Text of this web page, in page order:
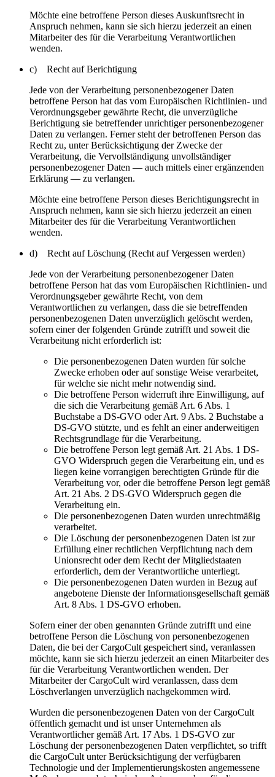
Möchte eine betroffene Person dieses Auskunftsrecht in
Anspruch nehmen, kann sie sich hierzu jederzeit an einen
Mitarbeiter des für die Verarbeitung Verantwortlichen
wenden.
c) Recht auf Berichtigung
Jede von der Verarbeitung personenbezogener Daten
betroffene Person hat das vom Europäischen Richtlinien- und
Verordnungsgeber gewährte Recht, die unverzügliche
Berichtigung sie betreffender unrichtiger personenbezogener
Daten zu verlangen. Ferner steht der betroffenen Person das
Recht zu, unter Berücksichtigung der Zwecke der
Verarbeitung, die Vervollständigung unvollständiger
personenbezogener Daten — auch mittels einer ergänzenden
Erklärung — zu verlangen.
Möchte eine betroffene Person dieses Berichtigungsrecht in
Anspruch nehmen, kann sie sich hierzu jederzeit an einen
Mitarbeiter des für die Verarbeitung Verantwortlichen
wenden.
d) Recht auf Löschung (Recht auf Vergessen werden)
Jede von der Verarbeitung personenbezogener Daten
betroffene Person hat das vom Europäischen Richtlinien- und
Verordnungsgeber gewährte Recht, von dem
Verantwortlichen zu verlangen, dass die sie betreffenden
personenbezogenen Daten unverzüglich gelöscht werden,
sofern einer der folgenden Gründe zutrifft und soweit die
Verarbeitung nicht erforderlich ist:
Die personenbezogenen Daten wurden für solche
Zwecke erhoben oder auf sonstige Weise verarbeitet,
für welche sie nicht mehr notwendig sind.
Die betroffene Person widerruft ihre Einwilligung, auf
die sich die Verarbeitung gemäß Art. 6 Abs. 1
Buchstabe a DS-GVO oder Art. 9 Abs. 2 Buchstabe a
DS-GVO stützte, und es fehlt an einer anderweitigen
Rechtsgrundlage für die Verarbeitung.
Die betroffene Person legt gemäß Art. 21 Abs. 1 DS-
GVO Widerspruch gegen die Verarbeitung ein, und es
liegen keine vorrangigen berechtigten Gründe für die
Verarbeitung vor, oder die betroffene Person legt gemäß
Art. 21 Abs. 2 DS-GVO Widerspruch gegen die
Verarbeitung ein.
Die personenbezogenen Daten wurden unrechtmäßig
verarbeitet.
Die Löschung der personenbezogenen Daten ist zur
Erfüllung einer rechtlichen Verpflichtung nach dem
Unionsrecht oder dem Recht der Mitgliedstaaten
erforderlich, dem der Verantwortliche unterliegt.
Die personenbezogenen Daten wurden in Bezug auf
angebotene Dienste der Informationsgesellschaft gemäß
Art. 8 Abs. 1 DS-GVO erhoben.
Sofern einer der oben genannten Gründe zutrifft und eine
betroffene Person die Löschung von personenbezogenen
Daten, die bei der CargoCult gespeichert sind, veranlassen
möchte, kann sie sich hierzu jederzeit an einen Mitarbeiter des
für die Verarbeitung Verantwortlichen wenden. Der
Mitarbeiter der CargoCult wird veranlassen, dass dem
Löschverlangen unverzüglich nachgekommen wird.
Wurden die personenbezogenen Daten von der CargoCult
öffentlich gemacht und ist unser Unternehmen als
Verantwortlicher gemäß Art. 17 Abs. 1 DS-GVO zur
Löschung der personenbezogenen Daten verpflichtet, so trifft
die CargoCult unter Berücksichtigung der verfügbaren
Technologie und der Implementierungskosten angemessene